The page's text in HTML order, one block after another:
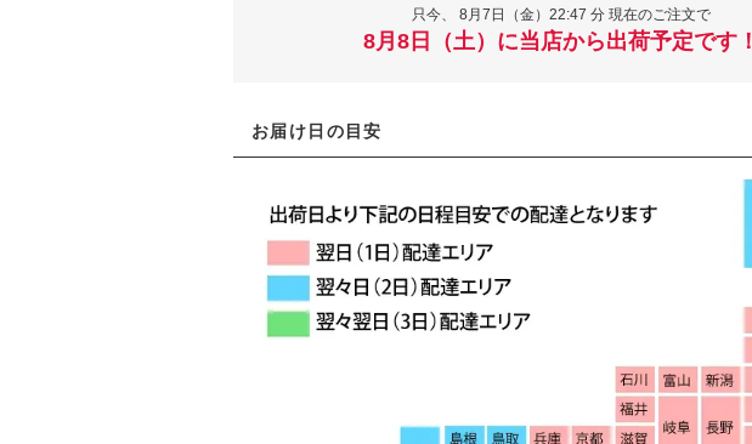
只今、 8月7日（金）22:47 分 現在のご注文で
8月8日（土）に当店から出荷予定です！
お届け日の目安